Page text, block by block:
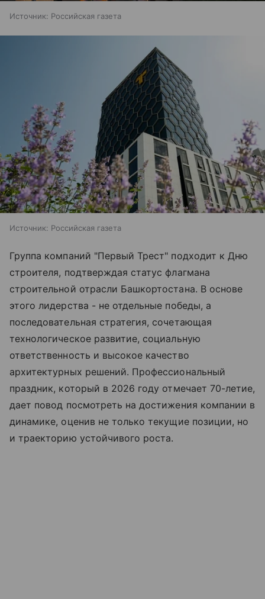
Источник: Российская газета
Источник: Российская газета
Группа компаний "Первый Трест" подходит к Дню
строителя, подтверждая статус флагмана
строительной отрасли Башкортостана. В основе
этого лидерства - не отдельные победы, а
последовательная стратегия, сочетающая
технологическое развитие, социальную
ответственность и высокое качество
архитектурных решений. Профессиональный
праздник, который в 2026 году отмечает 70-летие,
дает повод посмотреть на достижения компании в
динамике, оценив не только текущие позиции, но
и траекторию устойчивого роста.